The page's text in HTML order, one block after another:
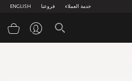
ENGLISH فروعنا خدمة العملاء